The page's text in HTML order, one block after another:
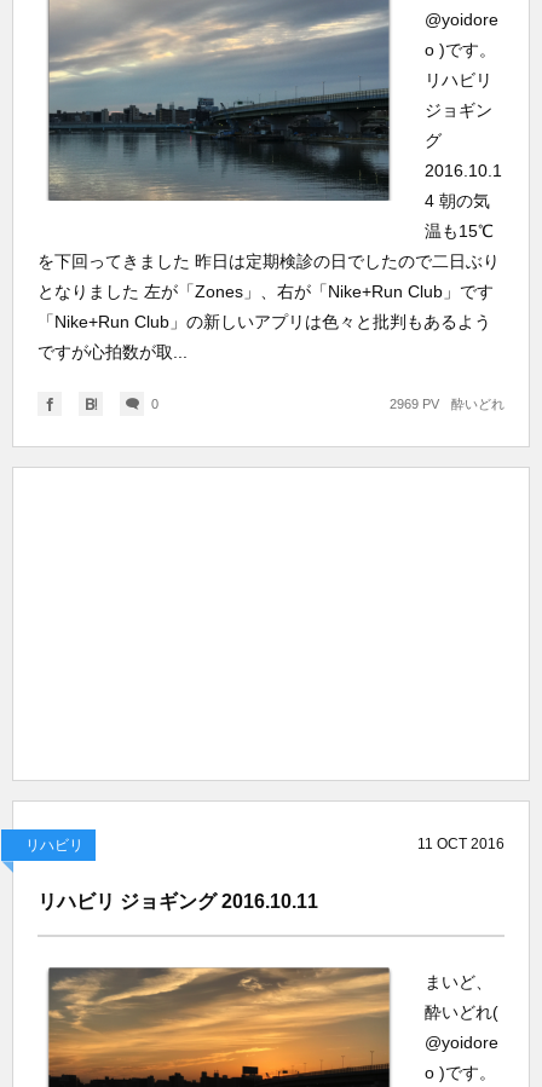
@yoidore
o )です。
リハビリ
ジョギン
グ
2016.10.1
4 朝の気
温も15℃
を下回ってきました 昨日は定期検診の日でしたので二日ぶり
となりました 左が「Zones」、右が「Nike+Run Club」です
「Nike+Run Club」の新しいアプリは色々と批判もあるよう
ですが心拍数が取...
0 酔いどれ
2969 PV
リハビリ 11 OCT 2016
リハビリ ジョギング 2016.10.11
まいど、
酔いどれ(
@yoidore
o )です。